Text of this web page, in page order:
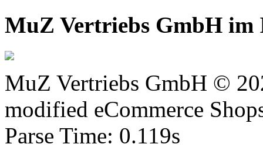
MuZ Vertriebs GmbH im
MuZ Vertriebs GmbH ©
modified eCommerce
Parse Time: 0.119s